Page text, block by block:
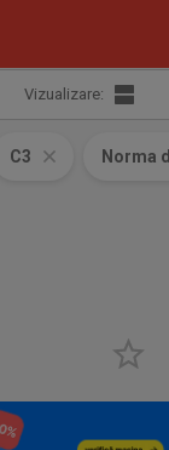
Vizualizare:
C3 Norma